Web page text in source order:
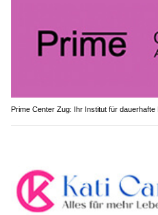
Prime Center Zug: Ihr Institut für